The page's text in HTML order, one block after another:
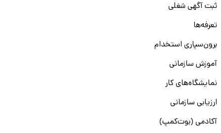
ثبت آگهی شغلی
تعرفه‌ها
برون‌سپاری استخدام
آموزش سازمانی
نمایشگاه‌های کار
ارزیابی سازمانی
آکادمی (بوت‌کمپ)